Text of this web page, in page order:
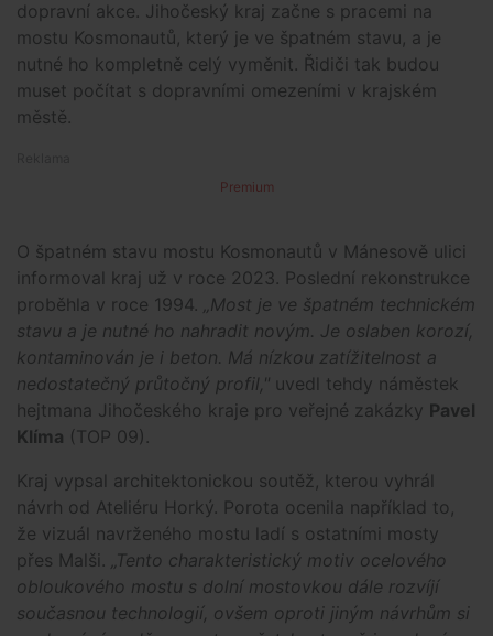
dopravní akce. Jihočeský kraj začne s pracemi na
mostu Kosmonautů, který je ve špatném stavu, a je
nutné ho kompletně celý vyměnit. Řidiči tak budou
muset počítat s dopravními omezeními v krajském
městě.
Premium
O špatném stavu mostu Kosmonautů v Mánesově ulici
informoval kraj už v roce 2023. Poslední rekonstrukce
proběhla v roce 1994.
„Most je ve špatném technickém
stavu a je nutné ho nahradit novým. Je oslaben korozí,
kontaminován je i beton. Má nízkou zatížitelnost a
nedostatečný průtočný profil," uvedl tehdy náměstek
hejtmana Jihočeského kraje pro veřejné zakázky Pavel
Klíma (TOP 09).
Kraj vypsal architektonickou soutěž, kterou vyhrál
návrh od Ateliéru Horký. Porota ocenila například to,
že vizuál navrženého mostu ladí s ostatními mosty
přes Malši.
„Tento charakteristický motiv ocelového
obloukového mostu s dolní mostovkou dále rozvíjí
současnou technologií, ovšem oproti jiným návrhům si